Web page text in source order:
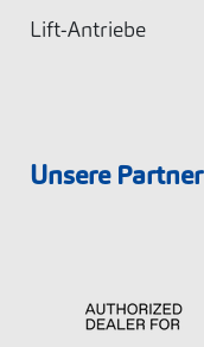
Lift-Antriebe
Unsere Partner